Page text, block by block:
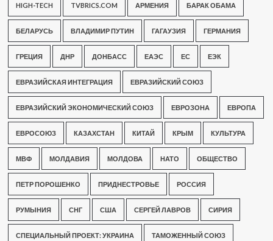
HIGH-TECH TVBRICS.COM АРМЕНИЯ БАРАК ОБАМА
БЕЛАРУСЬ ВЛАДИМИР ПУТИН ГАГАУЗИЯ ГЕРМАНИЯ
ГРЕЦИЯ ДНР ДОНБАСС ЕАЭС ЕС ЕЭК
ЕВРАЗИЙСКАЯ ИНТЕГРАЦИЯ ЕВРАЗИЙСКИЙ СОЮЗ
ЕВРАЗИЙСКИЙ ЭКОНОМИЧЕСКИЙ СОЮЗ ЕВРОЗОНА ЕВРОПА
ЕВРОСОЮЗ КАЗАХСТАН КИТАЙ КРЫМ КУЛЬТУРА
МВФ МОЛДАВИЯ МОЛДОВА НАТО ОБЩЕСТВО
ПЕТР ПОРОШЕНКО ПРИДНЕСТРОВЬЕ РОССИЯ
РУМЫНИЯ СНГ США СЕРГЕЙ ЛАВРОВ СИРИЯ
СПЕЦИАЛЬНЫЙ ПРОЕКТ: УКРАИНА ТАМОЖЕННЫЙ СОЮЗ